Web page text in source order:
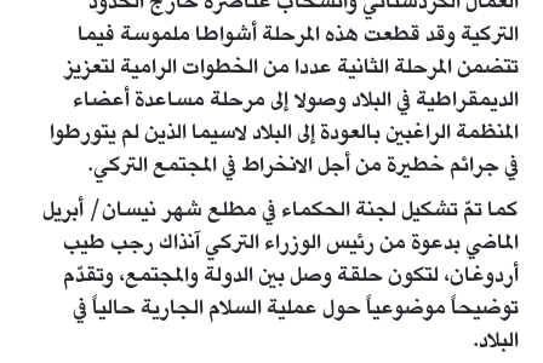
التركية وقد قطعت هذه المرحلة أشواطا ملموسة فيما
تتضمن المرحلة الثانية عددا من الخطوات الرامية لتعزيز
الديمقراطية في البلاد وصولا إلى مرحلة مساعدة أعضاء
المنظمة الراغبين بالعودة إلى البلاد لاسيما الذين لم يتورطوا
في جرائم خطيرة من أجل الانخراط في المجتمع التركي.
كما تمّ تشكيل لجنة الحكماء في مطلع شهر نيسان/ أبريل
الماضي بدعوة من رئيس الوزراء التركي آنذاك رجب طيب
أردوغان، لتكون حلقة وصل بين الدولة والمجتمع، وتقدّم
توضيحاً موضوعياً حول عملية السلام الجارية حالياً في
البلاد.